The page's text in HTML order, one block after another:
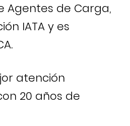
Agentes de Carga,
IATA y es
atención
20 años de